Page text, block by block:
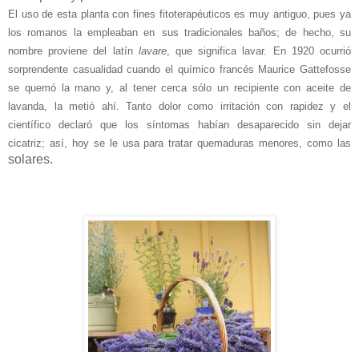
El uso de esta planta con fines fitoterapéuticos es muy antiguo, pues ya
los romanos la empleaban en sus tradicionales baños; de hecho, su
nombre proviene del latín lavare, que significa lavar. En 1920 ocurrió
sorprendente casualidad cuando el químico francés Maurice Gattefosse
se quemó la mano y, al tener cerca sólo un recipiente con aceite de
lavanda, la metió ahí. Tanto dolor como irritación con rapidez y el
científico declaró que los síntomas habían desaparecido sin dejar
cicatriz; así, hoy se le usa para tratar quemaduras menores, como las
solares.